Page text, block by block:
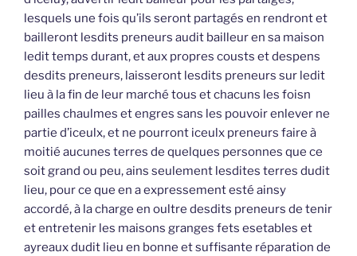
lesquels une fois qu’ils seront partagés en rendront et
bailleront lesdits preneurs audit bailleur en sa maison
ledit temps durant, et aux propres cousts et despens
desdits preneurs, laisseront lesdits preneurs sur ledit
lieu à la fin de leur marché tous et chacuns les foisn
pailles chaulmes et engres sans les pouvoir enlever ne
partie d’iceulx, et ne pourront iceulx preneurs faire à
moitié aucunes terres de quelques personnes que ce
soit grand ou peu, ains seulement lesdites terres dudit
lieu, pour ce que en a expressement esté ainsy
accordé, à la charge en oultre desdits preneurs de tenir
et entretenir les maisons granges fets esetables et
ayreaux dudit lieu en bonne et suffisante réparation de